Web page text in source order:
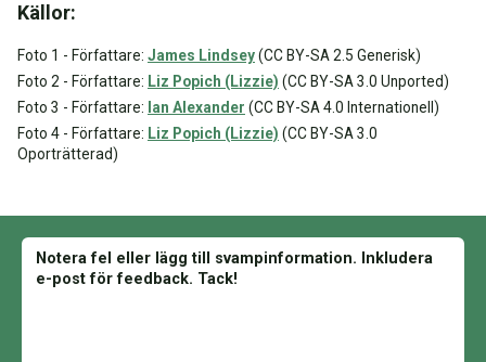
Källor:
Foto 1 - Författare: James Lindsey(CC BY-SA 2.5 Generisk)
Foto 2 - Författare: Liz Popich (Lizzie) (CC BY-SA 3.0 Unported)
Foto 3 - Författare: Ian Alexander (CC BY-SA 4.0 Internationell)
Foto 4 - Författare: Liz Popich (Lizzie) (CC BY-SA 3.0
Oporträtterad)